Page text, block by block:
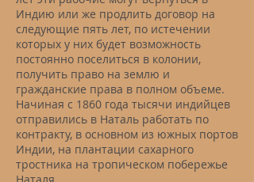
Индию или же продлить договор на
следующие пять лет, по истечении
которых у них будет возможность
постоянно поселиться в колонии,
получить право на землю и
гражданские права в полном объеме.
Начиная с 1860 года тысячи индийцев
отправились в Наталь работать по
контракту, в основном из южных портов
Индии, на плантации сахарного
тростника на тропическом побережье